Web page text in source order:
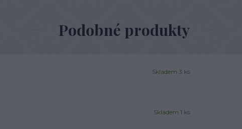
Podobné produkty
Skladem 3 ks
Skladem 1 ks